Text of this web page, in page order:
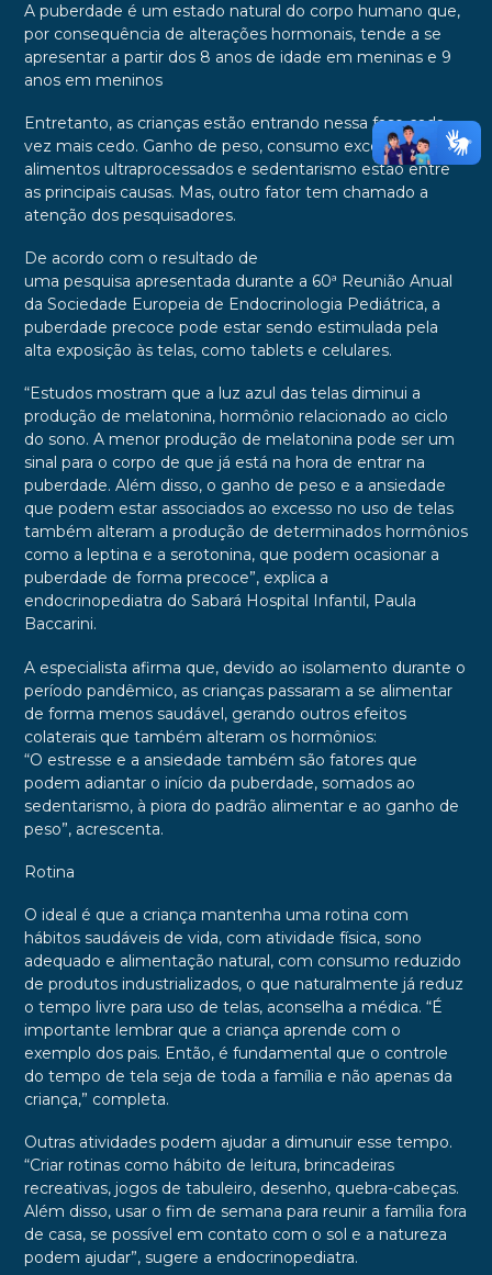
A puberdade é um estado natural do corpo humano que,
por consequência de alterações hormonais, tende a se
apresentar a partir dos 8 anos de idade em meninas e 9
anos em meninos
Entretanto, as crianças estão entrando nessa fase cada
vez mais cedo. Ganho de peso, consumo excessivo de
alimentos ultraprocessados e sedentarismo estão entre
as principais causas. Mas, outro fator tem chamado a
atenção dos pesquisadores.
De acordo com o resultado de
uma pesquisa apresentada durante a 60ª Reunião Anual
da Sociedade Europeia de Endocrinologia Pediátrica, a
puberdade precoce pode estar sendo estimulada pela
alta exposição às telas, como tablets e celulares.
“Estudos mostram que a luz azul das telas diminui a
produção de melatonina, hormônio relacionado ao ciclo
do sono. A menor produção de melatonina pode ser um
sinal para o corpo de que já está na hora de entrar na
puberdade. Além disso, o ganho de peso e a ansiedade
que podem estar associados ao excesso no uso de telas
também alteram a produção de determinados hormônios
como a leptina e a serotonina, que podem ocasionar a
puberdade de forma precoce”, explica a
endocrinopediatra do Sabará Hospital Infantil, Paula
Baccarini.
A especialista afirma que, devido ao isolamento durante o
período pandêmico, as crianças passaram a se alimentar
de forma menos saudável, gerando outros efeitos
colaterais que também alteram os hormônios:
“O estresse e a ansiedade também são fatores que
podem adiantar o início da puberdade, somados ao
sedentarismo, à piora do padrão alimentar e ao ganho de
peso”, acrescenta.
Rotina
O ideal é que a criança mantenha uma rotina com
hábitos saudáveis de vida, com atividade física, sono
adequado e alimentação natural, com consumo reduzido
de produtos industrializados, o que naturalmente já reduz
o tempo livre para uso de telas, aconselha a médica. “É
importante lembrar que a criança aprende com o
exemplo dos pais. Então, é fundamental que o controle
do tempo de tela seja de toda a família e não apenas da
criança,” completa.
Outras atividades podem ajudar a dimunuir esse tempo.
“Criar rotinas como hábito de leitura, brincadeiras
recreativas, jogos de tabuleiro, desenho, quebra-cabeças.
Além disso, usar o fim de semana para reunir a família fora
de casa, se possível em contato com o sol e a natureza
podem ajudar”, sugere a endocrinopediatra.